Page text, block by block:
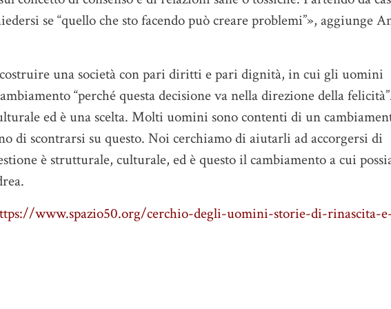
se “quello che sto facendo può creare problemi”», aggiunge
una società con pari diritti e pari dignità, in cui gli uomini
“perché questa decisione va nella direzione della
ed è una scelta. Molti uomini sono contenti di un
di scontrarsi su questo. Noi cerchiamo di aiutarli ad accorgersi di
è strutturale, culturale, ed è questo il cambiamento a cui
www.spazio50.org/cerchio-degli-uomini-storie-di-rinascita-